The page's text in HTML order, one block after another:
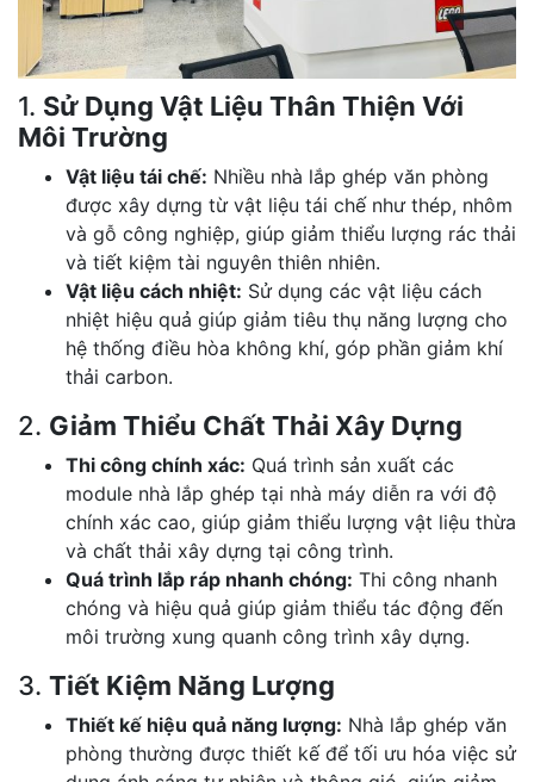
1. Sử Dụng Vật Liệu Thân Thiện Với
Môi Trường
Vật liệu tái chế: Nhiều nhà lắp ghép văn phòng
được xây dựng từ vật liệu tái chế như thép, nhôm
và gỗ công nghiệp, giúp giảm thiểu lượng rác thải
và tiết kiệm tài nguyên thiên nhiên.
Vật liệu cách nhiệt: Sử dụng các vật liệu cách
nhiệt hiệu quả giúp giảm tiêu thụ năng lượng cho
hệ thống điều hòa không khí, góp phần giảm khí
thải carbon.
2. Giảm Thiểu Chất Thải Xây Dựng
Thi công chính xác: Quá trình sản xuất các
module nhà lắp ghép tại nhà máy diễn ra với độ
chính xác cao, giúp giảm thiểu lượng vật liệu thừa
và chất thải xây dựng tại công trình.
Quá trình lắp ráp nhanh chóng: Thi công nhanh
chóng và hiệu quả giúp giảm thiểu tác động đến
môi trường xung quanh công trình xây dựng.
3. Tiết Kiệm Năng Lượng
Thiết kế hiệu quả năng lượng: Nhà lắp ghép văn
phòng thường được thiết kế để tối ưu hóa việc sử